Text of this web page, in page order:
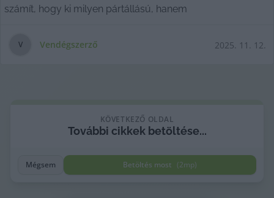
számít, hogy ki milyen pártállású, hanem
V Vendégszerző 2025. 11. 12.
KÖVETKEZŐ OLDAL
További cikkek betöltése...
Mégsem Betöltés most (2mp)